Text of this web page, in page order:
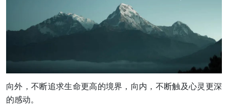
向外，不断追求生命更高的境界，向内，不断触及心灵更深
的感动。